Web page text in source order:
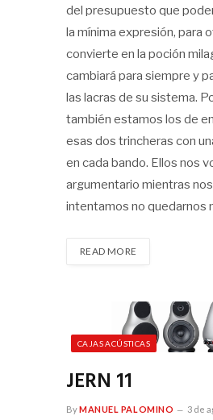
del presupuesto que
la mínima expresión, para
convierte en la poción
cambiará para siempre y
las lacras de su sistema.
también estamos los de
esas dos trincheras con
en cada bando. Ellos nos
argumentario mientras
intentamos no quedarnos
READ MORE
CAJAS ACÚSTICAS
JERN 11
ByMANUEL PALOMINO 3 de